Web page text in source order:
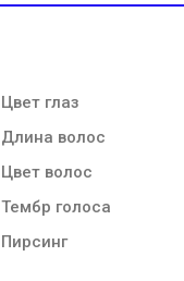
Цвет глаз
Длина волос
Цвет волос
Тембр голоса
Пирсинг